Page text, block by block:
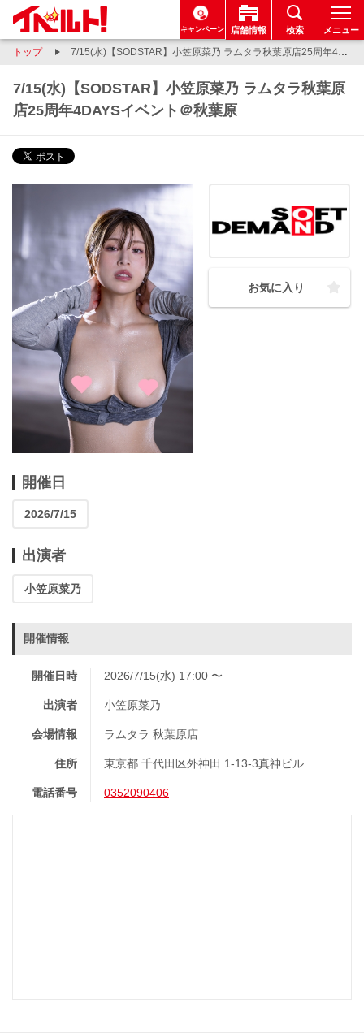
キャンペーン 店舗情報 検索 メニュー
トップ 7/15(水)【SODSTAR】小笠原菜乃 ラムタラ秋葉原店25周年4DAYSイベント＠秋葉原
7/15(水)【SODSTAR】小笠原菜乃 ラムタラ秋葉原
店25周年4DAYSイベント＠秋葉原
お気に入り
開催日
2026/7/15
出演者
小笠原菜乃
開催情報
開催日時 2026/7/15(水) 17:00 〜
出演者 小笠原菜乃
会場情報 ラムタラ 秋葉原店
住所 東京都 千代田区外神田 1-13-3真神ビル
電話番号 0352090406